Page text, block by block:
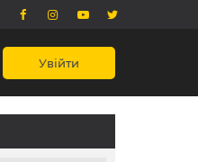
Увійти